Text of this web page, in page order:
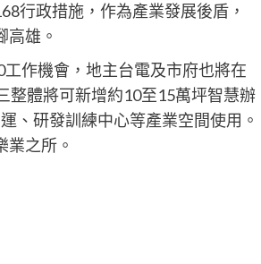
行政措施，作為產業發展後盾，
雄。
作機會，地主台電及市府也將在
整體將可新增約10至15萬坪智慧辦
、研發訓練中心等產業空間使用。
之所。